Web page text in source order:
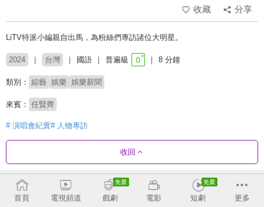
收藏
分享
LiTV特派小編親自出馬，為粉絲們專訪諸位大明星。
2024 台灣 國語 普遍級 8 分鐘
類別： 綜藝 娛樂 娛樂新聞
來賓： 任賢齊
# 演唱會紀實# 人物專訪
收回
劇集列表 反序 收合
首頁 電視頻道 戲劇 電影 短劇 更多